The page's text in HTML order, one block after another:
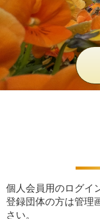
個人会員用のログイ
登録団体の方は管理
さい。